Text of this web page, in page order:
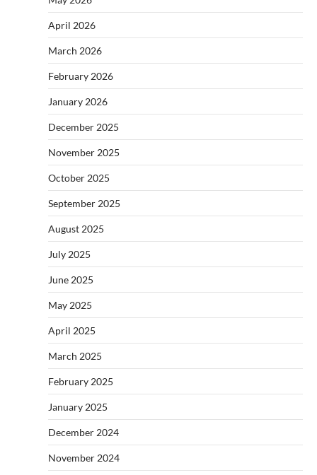
April 2026
March 2026
February 2026
January 2026
December 2025
November 2025
October 2025
September 2025
August 2025
July 2025
June 2025
May 2025
April 2025
March 2025
February 2025
January 2025
December 2024
November 2024